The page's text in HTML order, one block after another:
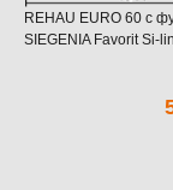
REHAU EURO 60 c
SIEGENIA Favorit Si-